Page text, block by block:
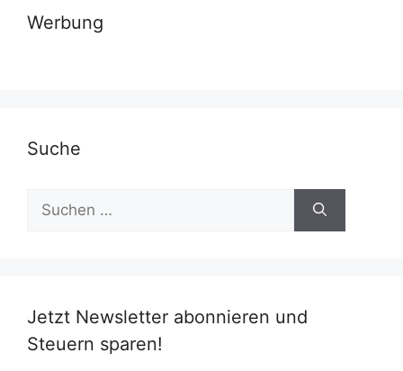
Werbung
Suche
Suchen
nach:
Jetzt Newsletter abonnieren und
Steuern sparen!